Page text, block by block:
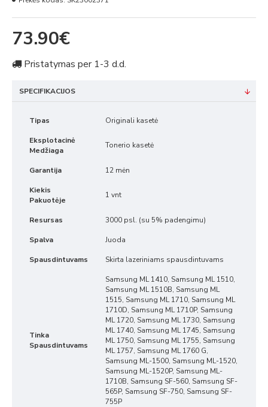
73.90€
Pristatymas per 1-3 d.d.
SPECIFIKACIJOS
Tipas Originali kasetė
Eksplotacinė
Medžiaga
Tonerio kasetė
Garantija 12 mėn
Kiekis
Pakuotėje
1 vnt
Resursas 3000 psl. (su 5% padengimu)
Spalva Juoda
Spausdintuvams Skirta lazeriniams spausdintuvams
Tinka
Spausdintuvams
Samsung ML 1410, Samsung ML 1510,
Samsung ML 1510B, Samsung ML
1515, Samsung ML 1710, Samsung ML
1710D, Samsung ML 1710P, Samsung
ML 1720, Samsung ML 1730, Samsung
ML 1740, Samsung ML 1745, Samsung
ML 1750, Samsung ML 1755, Samsung
ML 1757, Samsung ML 1760 G,
Samsung ML-1500, Samsung ML-1520,
Samsung ML-1520P, Samsung ML-
1710B, Samsung SF-560, Samsung SF-
565P, Samsung SF-750, Samsung SF-
755P